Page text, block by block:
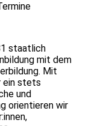
staatlich
mit dem
Mit
ein stets
und
orientieren wir